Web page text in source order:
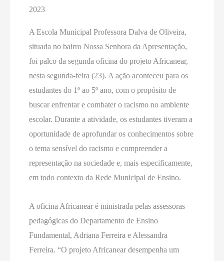
2023
A Escola Municipal Professora Dalva de Oliveira,
situada no bairro Nossa Senhora da Apresentação,
foi palco da segunda oficina do projeto Africanear,
nesta segunda-feira (23). A ação aconteceu para os
estudantes do 1º ao 5º ano, com o propósito de
buscar enfrentar e combater o racismo no ambiente
escolar. Durante a atividade, os estudantes tiveram a
oportunidade de aprofundar os conhecimentos sobre
o tema sensível do racismo e compreender a
representação na sociedade e, mais especificamente,
em todo contexto da Rede Municipal de Ensino.
A oficina Africanear é ministrada pelas assessoras
pedagógicas do Departamento de Ensino
Fundamental, Adriana Ferreira e Alessandra
Ferreira. “O projeto Africanear desempenha um